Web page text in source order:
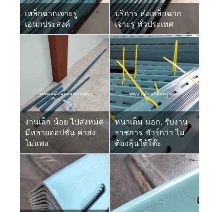
เหล็กฉากเจาะรู
เอนกประสงค์
บริการ ส่งเหล็กฉาก
เจาะรู ทั่วประเทศ
งานเล็ก น้อย ไปส่งหมด
มีหลายออปชั่น ค่าส่ง
ไม่แพง
หนาเต็ม มอก. รับงาน
ราชการ ชัวร์กว่า ไม่
ต้องลุ้นใต้โต๊ะ